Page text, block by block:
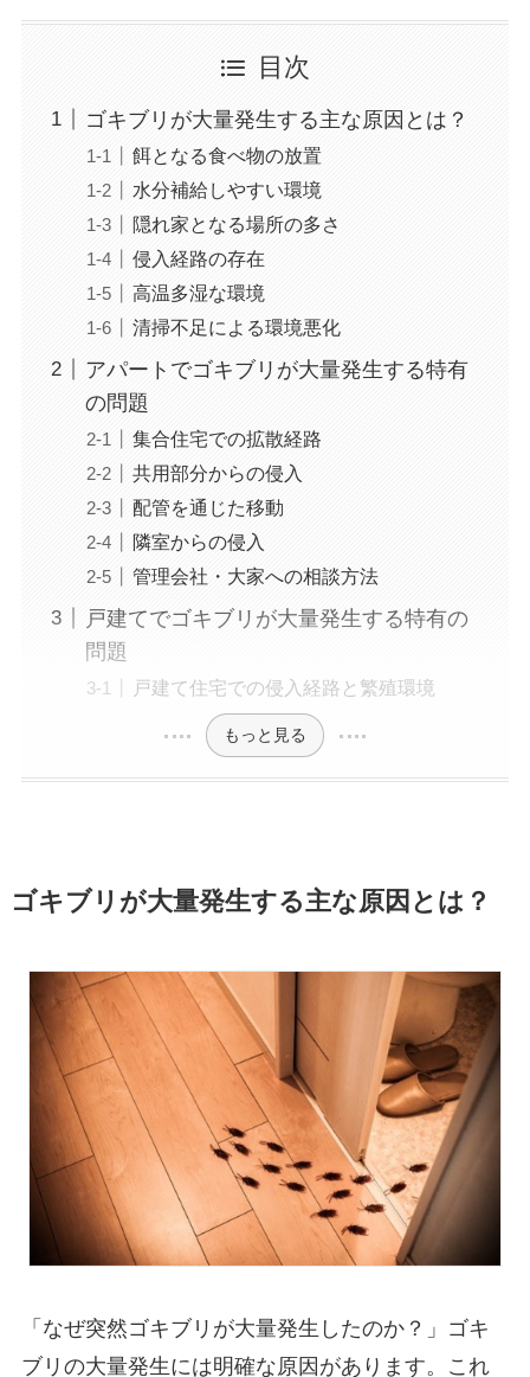
目次
ゴキブリが大量発生する主な原因とは？
餌となる食べ物の放置
水分補給しやすい環境
隠れ家となる場所の多さ
侵入経路の存在
高温多湿な環境
清掃不足による環境悪化
アパートでゴキブリが大量発生する特有
の問題
集合住宅での拡散経路
共用部分からの侵入
配管を通じた移動
隣室からの侵入
管理会社・大家への相談方法
戸建てでゴキブリが大量発生する特有の
問題
戸建て住宅での侵入経路と繁殖環境
もっと見る
ゴキブリが大量発生する主な原因とは？
「なぜ突然ゴキブリが大量発生したのか？」ゴキ
ブリの大量発生には明確な原因があります。これ